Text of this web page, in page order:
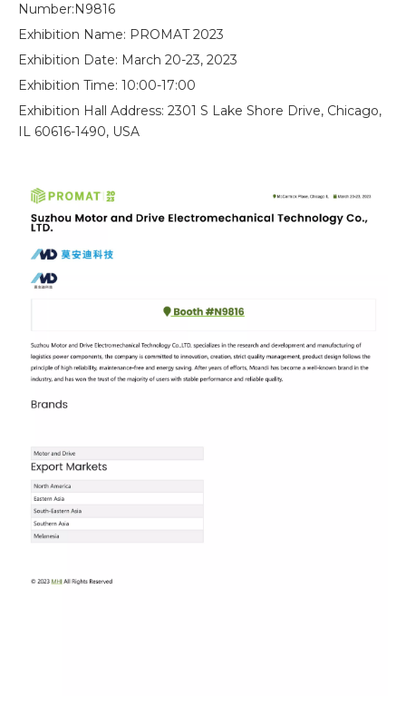
Number:N9816
Exhibition Name: PROMAT 2023
Exhibition Date: March 20-23, 2023
Exhibition Time: 10:00-17:00
Exhibition Hall Address: 2301 S Lake Shore Drive, Chicago,
IL 60616-1490, USA